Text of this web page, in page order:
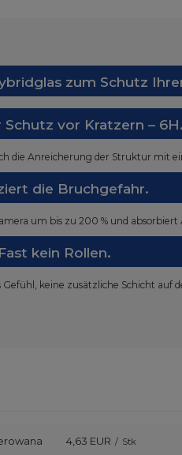
zum Schutz
Schutz vor Kratzern – 6H.
die Anreicherung der Struktur mit
die Bruchgefahr.
um bis zu 200 % und absorbiert
Fast kein Rollen.
keine zusätzliche Schicht auf
4,63 EUR / Stk